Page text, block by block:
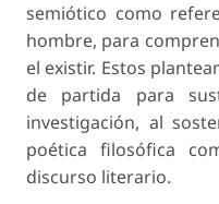
semiótico como
hombre, para
el existir. Estos
de partida para
investigación, al
poética filosófica
discurso literario.